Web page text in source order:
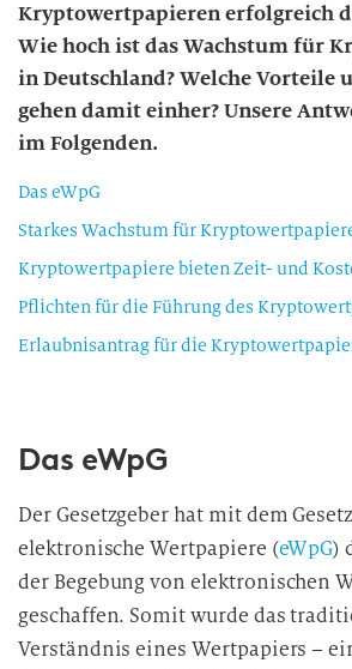
Kryptowertpapieren erfolgreich
Wie hoch ist das Wachstum für
in Deutschland? Welche Vorteile
gehen damit einher? Unsere
im Folgenden.
Das eWpG
Kryptowertpapiere bieten Zeit- und
Pflichten für die Führung des
Erlaubnisantrag für die
Das eWpG
Der Gesetzgeber hat mit dem
elektronische Wertpapiere (eWpG)
der Begebung von elektronischen
geschaffen. Somit wurde das
Verständnis eines Wertpapiers –